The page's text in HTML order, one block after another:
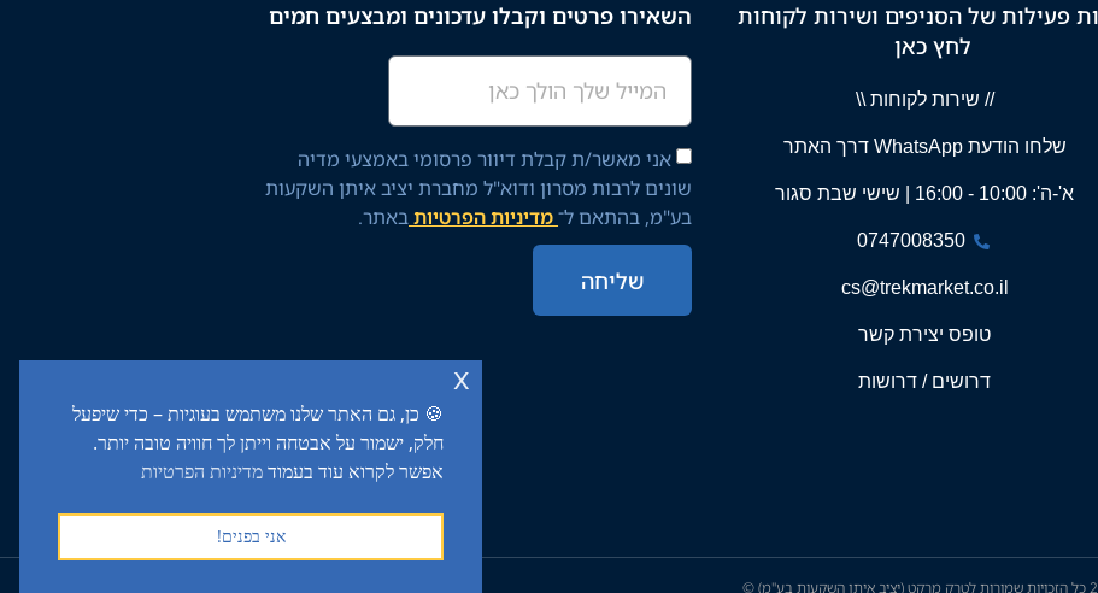
🍪 כן, גם האתר שלנו משתמש בעוגיות – כדי שיפעל
חלק, ישמור על אבטחה וייתן לך חוויה טובה יותר.
אפשר לקרוא עוד בעמודמדיניות הפרטיות
אני בפנים!
x
פעילות של הסניפים ושירות לקוחות
לחץ כאן
// שירות לקוחות \\
שלחו הודעת WhatsApp דרך האתר
א'-ה': 10:00 - 16:00 | שישי שבת סגור
0747008350
cs@trekmarket.co.il
טופס יצירת קשר
דרושים / דרושות
השאירו פרטים וקבלו עדכונים ומבצעים חמים
אני מאשר/ת קבלת דיוור פרסומי באמצעי מדיה
שונים לרבות מסרון ודוא"ל מחברת יציב איתן השקעות
בע"מ, בהתאם ל־מדיניות הפרטיותבאתר.
שליחה
בע"מ) ©​